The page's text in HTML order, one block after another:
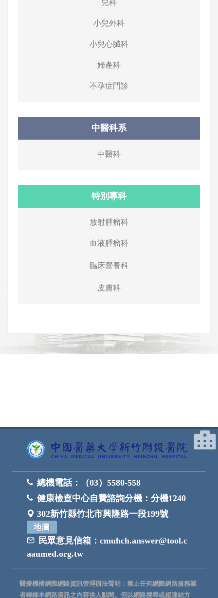
兒科
小兒外科
小兒心臟科
婦產科
不孕症門診
中醫科系
中醫科
特別專科
放射腫瘤科
血液腫瘤科
臨床營養科
皮膚科
總機電話：
（03）5580-558
健康檢查中心自費諮詢分機： 分機1240
302新竹縣竹北市興隆路一段199號
地圖
民眾意見信箱： cmuhch.answer@tool.c
aaumed.org.tw
醫療機構網際網路資訊管理辦法聲明：禁止任何網際網路服務業
者轉錄本網路資訊之內容供人點閱。但以網路搜尋或超連結方